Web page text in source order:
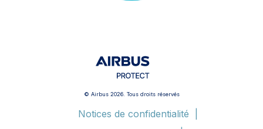
© Airbus 2026. Tous droits réservés
Notices de confidentialité